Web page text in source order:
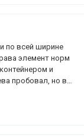
по всей ширине
элемент норм
и
пробовал, но в